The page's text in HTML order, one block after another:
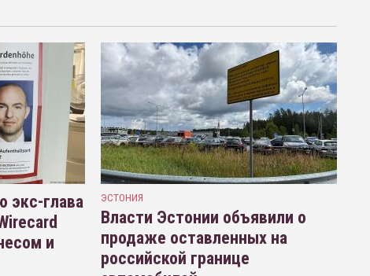
экс-глава
и
ЭСТОНИЯ
Власти Эстонии объявили о
продаже оставленных на
российской границе